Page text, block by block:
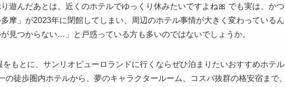
遊んだあとは、近くのホテルでゆっくり休みたいですよね🎀 でも実は、かつ
摩」が2023年に閉館してしまい、周辺のホテル事情が大きく変わっているん
見つからない…」と戸惑っている方も多いのではないでしょうか。
もとに、サンリオピューロランドに行くならぜひ泊まりたいおすすめホテル
の徒歩圏内ホテルから、夢のキャラクタールーム、コスパ抜群の格安宿まで、